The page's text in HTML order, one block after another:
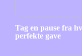
Tag en pause fra
perfekte gave